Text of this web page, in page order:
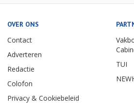
OVER ONS
Contact
Adverteren
Redactie
Colofon
Privacy & Cookiebeleid
TUI